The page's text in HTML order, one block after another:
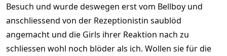
Besuch und wurde deswegen erst vom Bellboy und
anschliessend von der Rezeptionistin saublöd
angemacht und die Girls ihrer Reaktion nach zu
schliessen wohl noch blöder als ich. Wollen sie für die